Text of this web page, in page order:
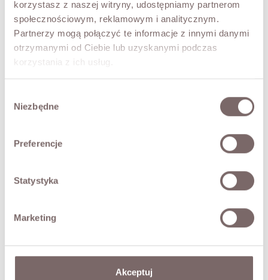
korzystasz z naszej witryny, udostępniamy partnerom
społecznościowym, reklamowym i analitycznym.
Partnerzy mogą połączyć te informacje z innymi danymi
otrzymanymi od Ciebie lub uzyskanymi podczas
korzystania z ich usług.
zgody
Niezbędne
Preferencje
Statystyka
Marketing
Akceptuj
Elastyczna gumka w talii oraz pasek do wiązania pozwalają
subtelnie zaakcentować sylwetkę i dopasować fason do
własnych preferencji. Długie rękawy zakończone delikatną
gumką nadają sukience lekkości i eleganckiego
wykończenia. To model stworzony z myślą o kobietach,
- Dekolt w kształcie litery V
- Długie rękawy zakończone gumką
Modelka ma 173 cm wzrostu i prezentuje rozmiar M.
SKŁAD / DODATKOWE INFORMACJE
TABELA ROZMIARÓW